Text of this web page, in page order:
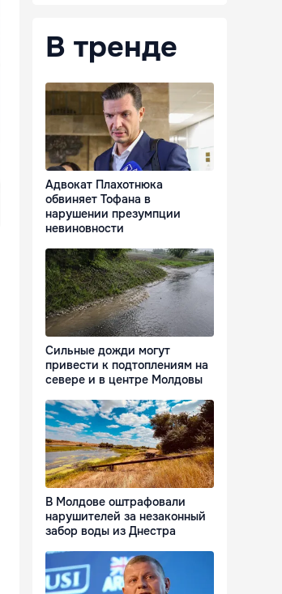
В тренде
Адвокат Плахотнюка
обвиняет Тофана в
нарушении презумпции
невиновности
Сильные дожди могут
привести к подтоплениям на
севере и в центре Молдовы
В Молдове оштрафовали
нарушителей за незаконный
забор воды из Днестра